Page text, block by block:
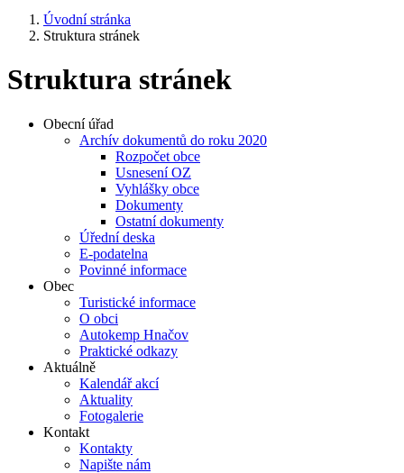
Úvodní stránka
Struktura stránek
Struktura stránek
Obecní úřad
Archív dokumentů do roku 2020
Rozpočet obce
Usnesení OZ
Vyhlášky obce
Dokumenty
Ostatní dokumenty
Úřední deska
E-podatelna
Povinné informace
Obec
Turistické informace
O obci
Autokemp Hnačov
Praktické odkazy
Aktuálně
Kalendář akcí
Aktuality
Fotogalerie
Kontakt
Kontakty
Napište nám